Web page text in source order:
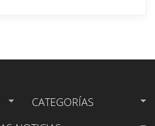
CATEGORÍAS